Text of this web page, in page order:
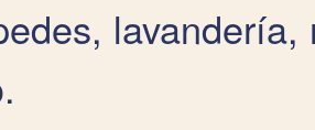
lavandería,